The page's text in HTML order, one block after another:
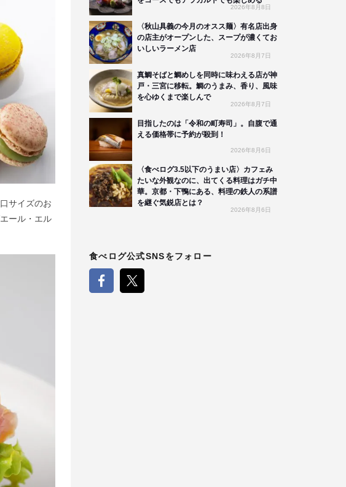
サイズのお
ール・エル
2026年8月8日
〈秋山具義の今月のオスス麺〉有名店出身
の店主がオープンした、スープが濃くてお
いしいラーメン店
2026年8月7日
真鯛そばと鯛めしを同時に味わえる店が神
戸・三宮に移転。鯛のうまみ、香り、風味
を心ゆくまで楽しんで
2026年8月7日
目指したのは「令和の町寿司」。自腹で通
える価格帯に予約が殺到！
2026年8月6日
〈食べログ3.5以下のうまい店〉カフェみ
たいな外観なのに、出てくる料理はガチ中
華。京都・下鴨にある、料理の鉄人の系譜
を継ぐ気鋭店とは？
2026年8月6日
食べログ公式SNSをフォロー